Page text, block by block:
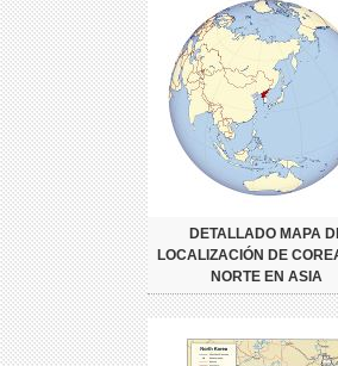
DETALLADO MAPA
LOCALIZACIÓN DE
NORTE EN ASIA